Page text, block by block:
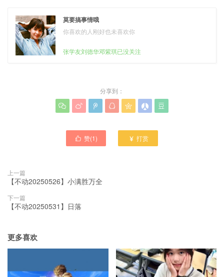
莫要搞事情哦
你喜欢的人刚好也未喜欢你
张学友刘德华邓紫琪已没关注
分享到：
      
 赞(1)  打赏
上一篇
【不动20250526】小满胜万全
下一篇
【不动20250531】日落
更多喜欢